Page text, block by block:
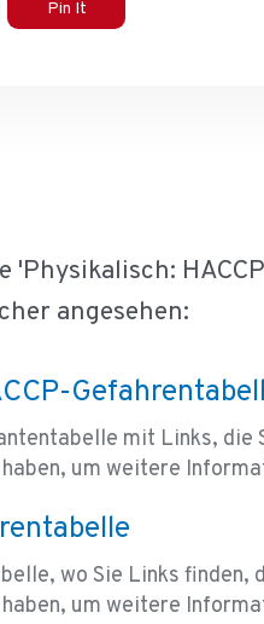
Pin It
'Physikalisch:
angesehen:
mit Links, die
um weitere
wo Sie Links finden,
um weitere